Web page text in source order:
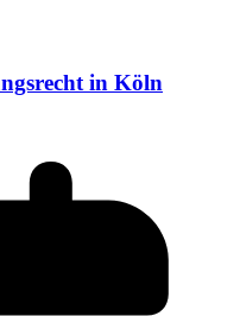
in Köln